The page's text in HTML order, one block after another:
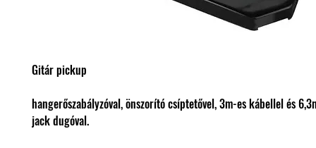
Gitár pickup
hangerőszabályzóval, önszorító csíptetővel, 3m-es kábellel és
jack dugóval.